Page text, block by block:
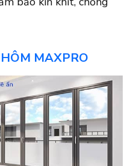
MAXPRO